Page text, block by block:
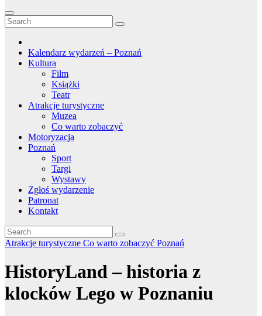
Kalendarz wydarzeń – Poznań
Kultura
Film
Książki
Teatr
Atrakcje turystyczne
Muzea
Co warto zobaczyć
Motoryzacja
Poznań
Sport
Targi
Wystawy
Zgłoś wydarzenie
Patronat
Kontakt
Atrakcje turystyczne Co warto zobaczyć Poznań
HistoryLand – historia z
klocków Lego w Poznaniu